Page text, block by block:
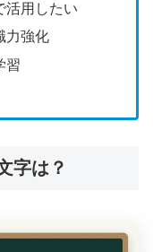
活用したい
力強化
習
字は？